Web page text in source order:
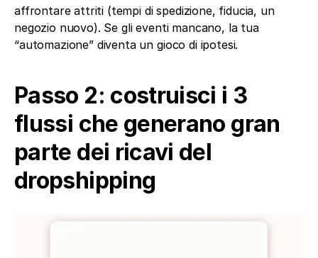
affrontare attriti (tempi di spedizione, fiducia, un
negozio nuovo). Se gli eventi mancano, la tua
“automazione” diventa un gioco di ipotesi.
Passo 2: costruisci i 3
flussi che generano gran
parte dei ricavi del
dropshipping